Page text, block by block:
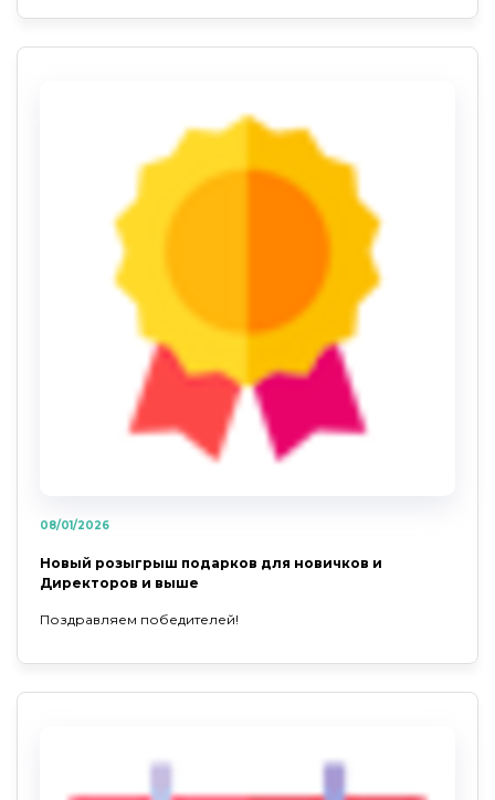
08/01/2026
Новый розыгрыш подарков для новичков и
Директоров и выше
Поздравляем победителей!